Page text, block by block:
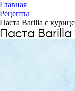
Главная
Рецепты
Паста Barilla с
Паста Barilla